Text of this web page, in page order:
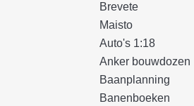
Brevete
Maisto
Auto's 1:18
Anker bouwdozen
Baanplanning
Banenboeken